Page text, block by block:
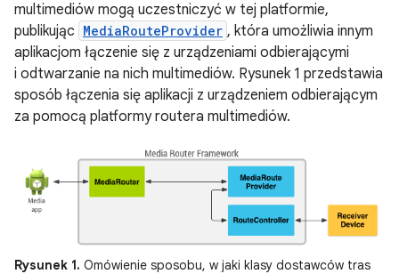
multimediów mogą uczestniczyć w tej platformie,
publikując MediaRouteProvider , która umożliwia innym
aplikacjom łączenie się z urządzeniami odbierającymi
i odtwarzanie na nich multimediów. Rysunek 1 przedstawia
sposób łączenia się aplikacji z urządzeniem odbierającym
za pomocą platformy routera multimediów.
Rysunek 1. Omówienie sposobu, w jaki klasy dostawców tras